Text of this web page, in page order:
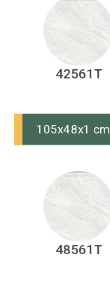
42561T
105x48x1 cm
48561T